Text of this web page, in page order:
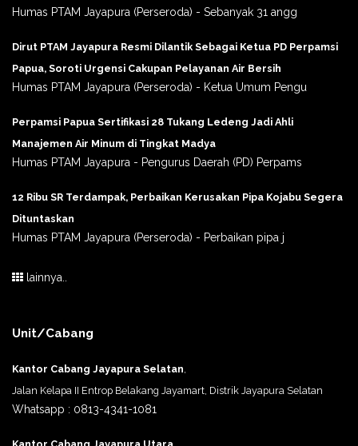
Humas PTAM Jayapura (Perseroda) - Sebanyak 31 angg
Dirut PTAM Jayapura Resmi Dilantik Sebagai Ketua PD Perpamsi
Papua, Soroti Urgensi Cakupan Pelayanan Air Bersih
Humas PTAM Jayapura (Perseroda) - Ketua Umum Pengu
Perpamsi Papua Sertifikasi 28 Tukang Ledeng Jadi Ahli
Manajemen Air Minum di Tingkat Madya
Humas PTAM Jayapura - Pengurus Daerah (PD) Perpams
12 Ribu SR Terdampak, Perbaikan Kerusakan Pipa Kojabu Segera
Dituntaskan
Humas PTAM Jayapura (Perseroda) - Perbaikan pipa j
lainnya..
Unit/Cabang
Kantor Cabang Jayapura Selatan
Jalan Kelapa II Entrop Belakang Jayamart, Distrik Jayapura Selatan
Whatsapp : 0813-4341-1081